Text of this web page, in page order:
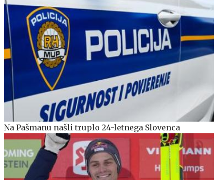
Na Pašmanu našli truplo 24-letnega Slovenca